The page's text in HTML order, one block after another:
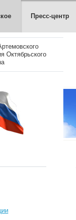
Пресс-центр
Октябрьского